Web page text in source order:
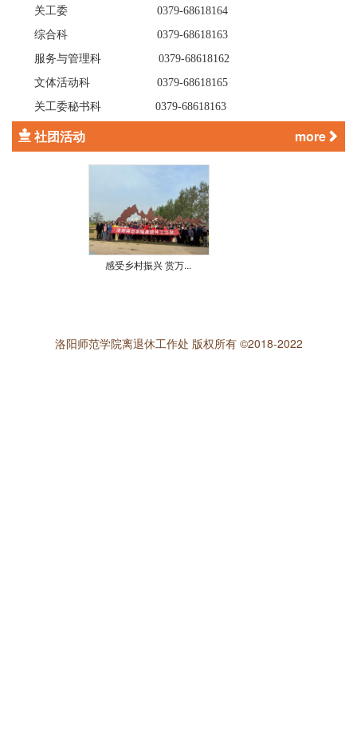
关工委 0379-68618164
综合科 0379-68618163
服务与管理科 0379-68618162
文体活动科 0379-68618165
关工委秘书科 0379-68618163
社团活动 more
感受乡村振兴 赏万...
洛阳师范学院离退休工作处 版权所有 ©2018-2022